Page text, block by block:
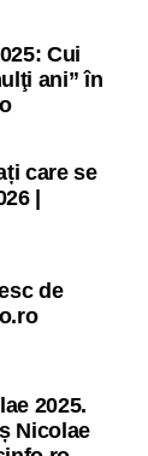
Cui
ani” în
care se
|
de
2025.
Nicolae